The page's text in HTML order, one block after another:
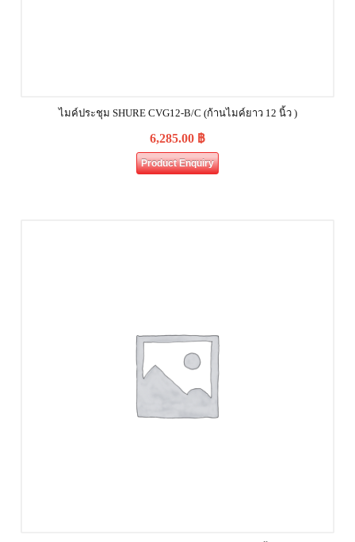
ไมค์ประชุม SHURE CVG12‐B/C (ก้านไมค์ยาว 12 นิ้ว )
6,285.00 ฿
Product Enquiry